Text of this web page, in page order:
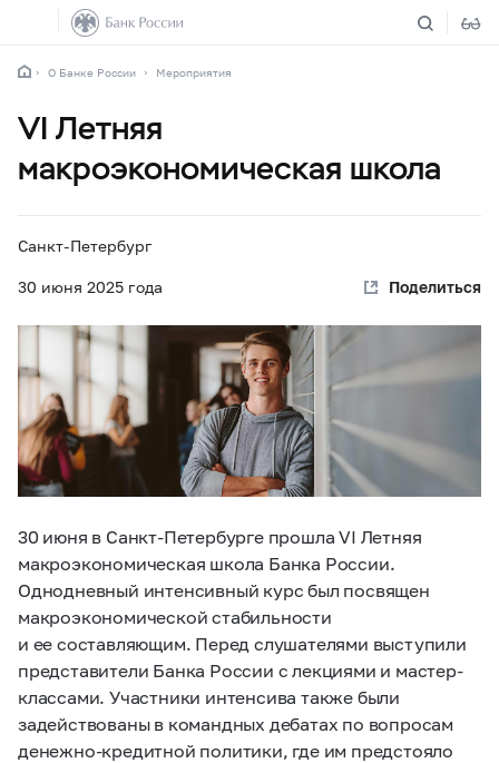
О Банке России Мероприятия
VI Летняя
макроэкономическая школа
30 июня 2025 года
Санкт-Петербург
Поделиться
30 июня в Санкт-Петербурге прошла VI Летняя
макроэкономическая школа Банка России.
Однодневный интенсивный курс был посвящен
макроэкономической стабильности
и ее составляющим. Перед слушателями выступили
представители Банка России с лекциями и мастер-
классами. Участники интенсива также были
задействованы в командных дебатах по вопросам
денежно-кредитной политики, где им предстояло